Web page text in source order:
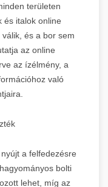
területen
és italok online
és a bor sem
az online
az ízélmény, a
való
a felfedezésre
bolti
lehet, míg az